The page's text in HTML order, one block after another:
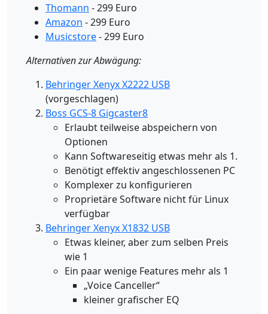
Thomann - 299 Euro
Amazon - 299 Euro
Musicstore- 299 Euro
Alternativen zur Abwägung:
Behringer Xenyx X2222 USB
(vorgeschlagen)
Boss GCS-8 Gigcaster8
Erlaubt teilweise abspeichern von
Optionen
Kann Softwareseitig etwas mehr als 1.
Benötigt effektiv angeschlossenen PC
Komplexer zu konfigurieren
Proprietäre Software nicht für Linux
verfügbar
Behringer Xenyx X1832 USB
Etwas kleiner, aber zum selben Preis
wie 1
Ein paar wenige Features mehr als 1
„Voice Canceller“
kleiner grafischer EQ